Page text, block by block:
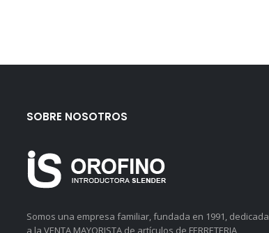
SOBRE NOSOTROS
Somos una empresa familiar, fundada en 1991, dedicada
a la VENTA MAYORISTA de artículos de FERRETERIA,